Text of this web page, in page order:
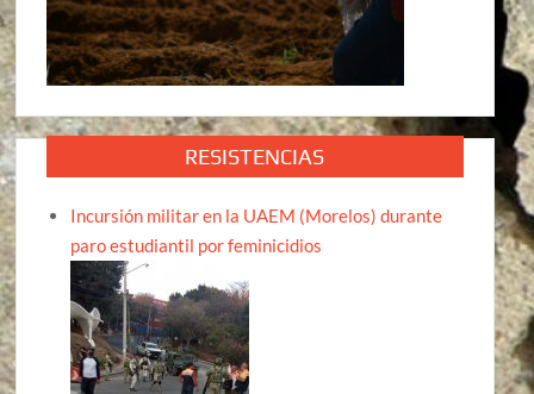
RESISTENCIAS
Incursión militar en la UAEM (Morelos) durante
paro estudiantil por feminicidios